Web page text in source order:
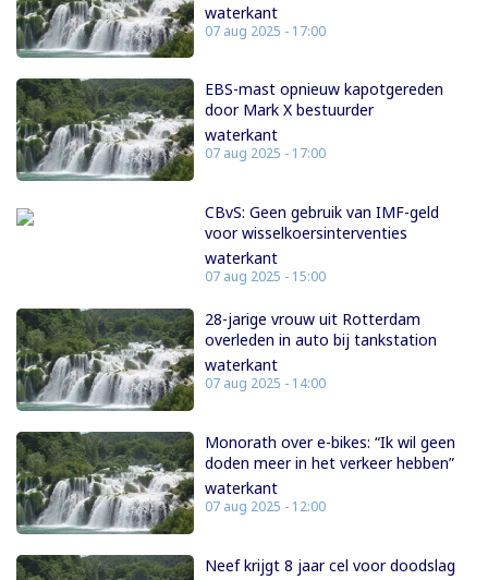
waterkant
07 aug 2025 - 17:00
EBS-mast opnieuw kapotgereden
door Mark X bestuurder
waterkant
07 aug 2025 - 17:00
CBvS: Geen gebruik van IMF-geld
voor wisselkoersinterventies
waterkant
07 aug 2025 - 15:00
28-jarige vrouw uit Rotterdam
overleden in auto bij tankstation
waterkant
07 aug 2025 - 14:00
Monorath over e-bikes: “Ik wil geen
doden meer in het verkeer hebben”
waterkant
07 aug 2025 - 12:00
Neef krijgt 8 jaar cel voor doodslag